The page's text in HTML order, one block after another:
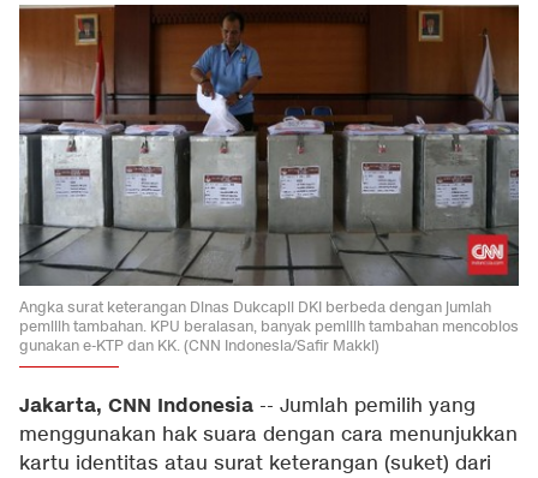
Angka surat keterangan Dinas Dukcapil DKI berbeda dengan jumlah
pemilih tambahan. KPU beralasan, banyak pemilih tambahan mencoblos
gunakan e-KTP dan KK. (CNN Indonesia/Safir Makki)
Jakarta, CNN Indonesia -- Jumlah pemilih yang
menggunakan hak suara dengan cara menunjukkan
kartu identitas atau surat keterangan (suket) dari